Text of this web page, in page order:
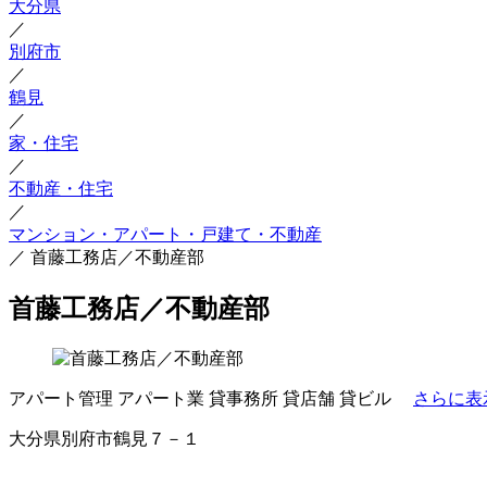
大分県
／
別府市
／
鶴見
／
家・住宅
／
不動産・住宅
／
マンション・アパート・戸建て・不動産
／ 首藤工務店／不動産部
首藤工務店／不動産部
アパート管理 アパート業 貸事務所 貸店舗 貸ビル さらに表
大分県別府市鶴見７－１